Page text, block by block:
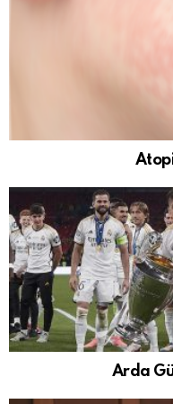
Arda